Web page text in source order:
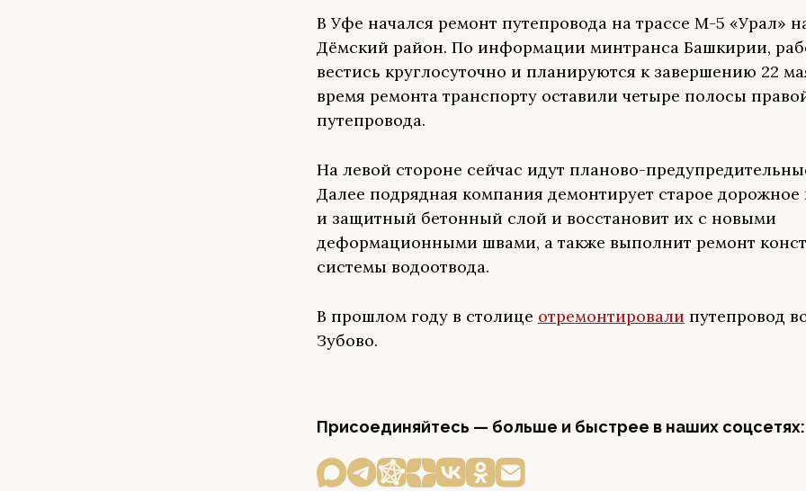
В Уфе начался ремонт путепровода на трассе М-5 «Урал»
Дёмский район. По информации минтранса Башкирии,
вестись круглосуточно и планируются к завершению 22
время ремонта транспорту оставили четыре полосы
путепровода.
На левой стороне сейчас идут планово-
Далее подрядная компания демонтирует старое дорожное
и защитный бетонный слой и восстановит их с новыми
деформационными швами, а также выполнит ремонт
системы водоотвода.
В прошлом году в столице отремонтировали путепровод
Зубово.
Присоединяйтесь — больше и быстрее в наших соцсетях: